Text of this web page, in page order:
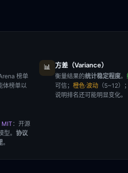
榜单
体榜单以
📊 方差（Variance）
衡量结果的统计稳定程度。
可信； 橙色·波动 （5~12）；
说明排名还可能明显变化。
MIT ：开源
。 协议
。